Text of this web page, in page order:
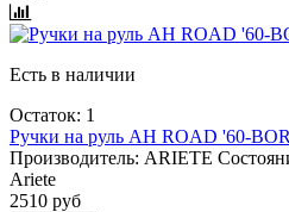
Есть в наличии
Остаток: 1
Ручки на руль AH ROAD '60-
Производитель: ARIETE
Ariete
2510 руб